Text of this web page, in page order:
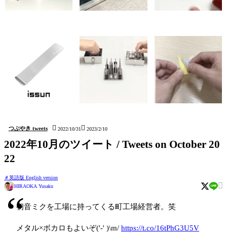
つぶやき tweets  2022/10/31 2023/2/10
2022年10月のツイート / Tweets on October 20
22
英語版 English version
HIRAOKA Yusaku

初音ミクを工場に持ってくる町工場経営者。笑
メタル×ボカロもよいぞ('-' )\m/ https://t.co/16tPhG3U5V